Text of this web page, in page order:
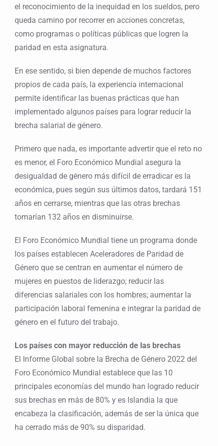
el reconocimiento de la inequidad en los sueldos, pero
queda camino por recorrer en acciones concretas,
como programas o políticas públicas que logren la
paridad en esta asignatura.
En ese sentido, si bien depende de muchos factores
propios de cada país, la experiencia internacional
permite identificar las buenas prácticas que han
implementado algunos países para lograr reducir la
brecha salarial de género.
Primero que nada, es importante advertir que el reto no
es menor, el Foro Económico Mundial asegura la
desigualdad de género más difícil de erradicar es la
económica, pues según sus últimos datos, tardará 151
años en cerrarse, mientras que las otras brechas
tomarían 132 años en disminuirse.
El Foro Económico Mundial tiene un programa donde
los países establecen Aceleradores de Paridad de
Género que se centran en aumentar el número de
mujeres en puestos de liderazgo; reducir las
diferencias salariales con los hombres; aumentar la
participación laboral femenina e integrar la paridad de
género en el futuro del trabajo.
Los países con mayor reducción de las brechas
El Informe Global sobre la Brecha de Género 2022 del
Foro Económico Mundial establece que las 10
principales economías del mundo han logrado reducir
sus brechas en más de 80% y es Islandia la que
encabeza la clasificación, además de ser la única que
ha cerrado más de 90% su disparidad.